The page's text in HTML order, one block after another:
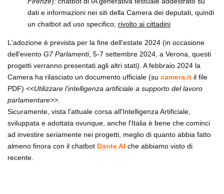
dati e informazioni nei siti della Camera dei deputati, quindi
un chatbot ad uso specifico; rivolto ai cittadini
L'adozione è prevista per la fine dell'estate 2024 (in occasione
dell'evento G7 Parlamenti, 5-7 settembre 2024, a Verona, questi
progetti verranno presentati agli altri stati). A febbraio 2024 la
Camera ha rilasciato un documento ufficiale (su camera.it il file
PDF) <<Utilizzare l’intelligenza artificiale a supporto del lavoro
parlamentare>>
Sicuramente, vista l'attuale corsa all'Intelligenza Artificiale,
sviluppata e adottata ovunque, anche l'Italia è bene che cominci
ad investire seriamente nei progetti, meglio di quanto abbia fatto
almeno finora con il chatbot Dante AI che abbiamo visto di
recente.